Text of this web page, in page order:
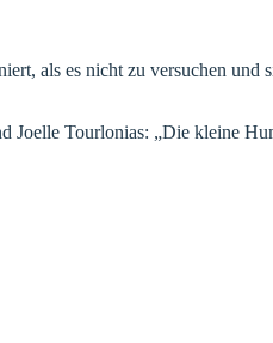
als es nicht zu versuchen
Tourlonias: „Die kleine